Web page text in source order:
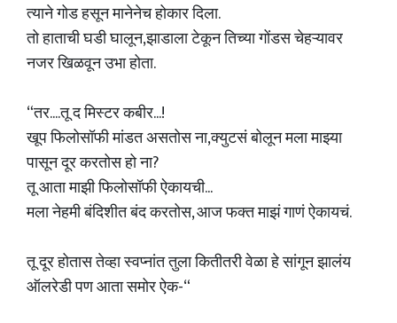
त्याने गोड हसून मानेनेच होकार दिला.
तो हाताची घडी घालून,झाडाला टेकून तिच्या गोंडस चेहऱ्यावर
नजर खिळवून उभा होता.
“तर....तू द मिस्टर कबीर...!
खूप फिलोसॉफी मांडत असतोस ना,क्युटसं बोलून मला माझ्या
पासून दूर करतोस हो ना?
तू आता माझी फिलोसॉफी ऐकायची...
मला नेहमी बंदिशीत बंद करतोस, आज फक्त माझं गाणं ऐकायचं.
तू दूर होतास तेव्हा स्वप्नांत तुला कितीतरी वेळा हे सांगून झालंय
ऑलरेडी पण आता समोर ऐक-“